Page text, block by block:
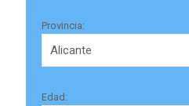
Provincia:
Edad: